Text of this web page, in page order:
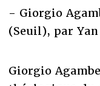
- Giorgio
(Seuil), par
Giorgio